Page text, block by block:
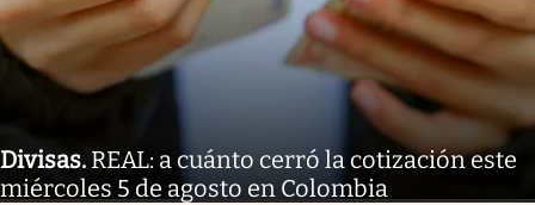
Divisas. REAL: a cuánto cerró la cotización este
miércoles 5 de agosto en Colombia